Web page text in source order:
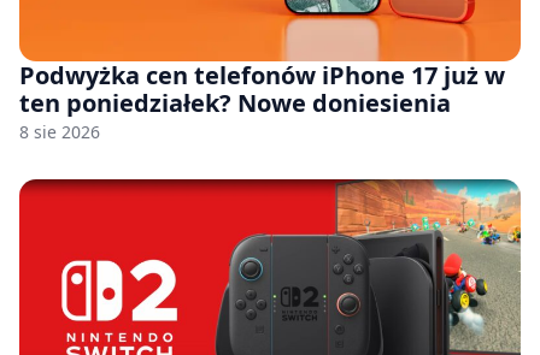
Podwyżka cen telefonów iPhone 17 już w
ten poniedziałek? Nowe doniesienia
8 sie 2026